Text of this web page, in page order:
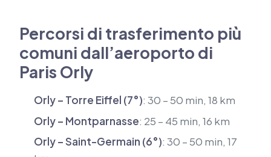
Percorsi di trasferimento più
comuni dall’aeroporto di
Paris Orly
Orly – Torre Eiffel (7°): 30 – 50 min, 18 km
Orly – Montparnasse: 25 – 45 min, 16 km
Orly – Saint-Germain (6°): 30 – 50 min, 17